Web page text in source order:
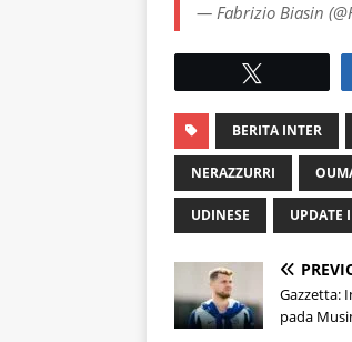
— Fabrizio Biasin
BERITA INTER
NERAZZURRI
UDINESE UPDATE
Gazzetta:
pada